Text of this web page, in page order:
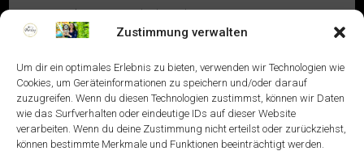
Zustimmung verwalten
Um dir ein optimales Erlebnis zu bieten, verwenden wir Technologien wie
Cookies, um Geräteinformationen zu speichern und/oder darauf
zuzugreifen. Wenn du diesen Technologien zustimmst, können wir Daten
wie das Surfverhalten oder eindeutige IDs auf dieser Website
verarbeiten. Wenn du deine Zustimmung nicht erteilst oder zurückziehst,
können bestimmte Merkmale und Funktionen beeinträchtigt werden.
SCHLAGWORT
Geschenkzurgeburt